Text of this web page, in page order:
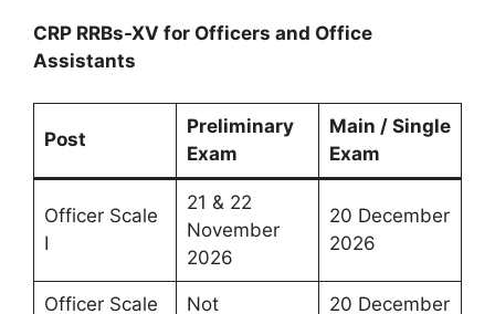
CRP RRBs-XV for Officers and Office
Assistants
Post
Preliminary
Exam
Main / Single
Exam
Officer Scale
I
21 & 22
November
2026
20 December
2026
Officer Scale Not 20 December